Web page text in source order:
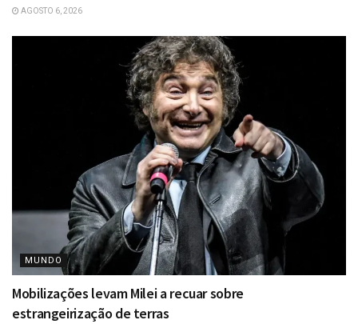
AGOSTO 6, 2026
MUNDO
Mobilizações levam Milei a recuar sobre
estrangeirização de terras